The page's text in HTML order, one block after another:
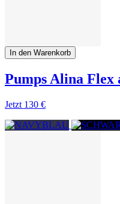
In den Warenkorb
Pumps Alina
Jetzt 130 €